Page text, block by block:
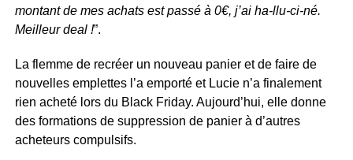
montant de mes achats est passé à 0€, j’ai ha-llu-ci-né.
Meilleur deal !”.
La flemme de recréer un nouveau panier et de faire de
nouvelles emplettes l’a emporté et Lucie n’a finalement
rien acheté lors du Black Friday. Aujourd’hui, elle donne
des formations de suppression de panier à d’autres
acheteurs compulsifs.